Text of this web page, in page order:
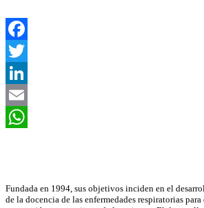
Facebook
Twitter
LinkedIn
Email
Fundada en 1994, sus objetivos inciden en el
de la docencia de las enfermedades respiratorias